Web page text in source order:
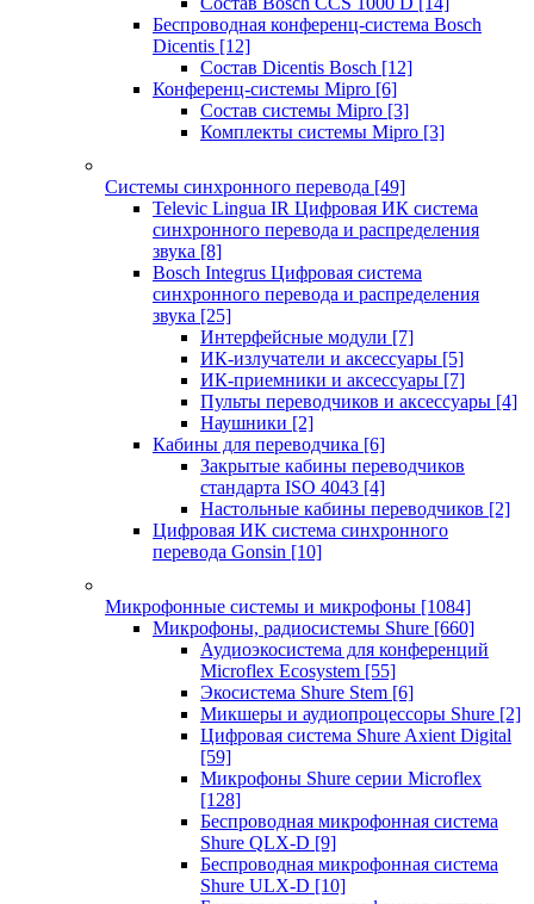
Беспроводная конференц-система Bosch
Dicentis [12]
Состав Dicentis Bosch [12]
Конференц-системы Mipro [6]
Состав системы Mipro [3]
Комплекты системы Mipro [3]
Системы синхронного перевода [49]
Televic Lingua IR Цифровая ИК система
синхронного перевода и распределения
звука [8]
Bosch Integrus Цифровая система
синхронного перевода и распределения
звука [25]
Интерфейсные модули [7]
ИК-излучатели и аксессуары [5]
ИК-приемники и аксессуары [7]
Пульты переводчиков и аксессуары [4]
Наушники [2]
Кабины для переводчика [6]
Закрытые кабины переводчиков
стандарта ISO 4043 [4]
Настольные кабины переводчиков [2]
Цифровая ИК система синхронного
перевода Gonsin [10]
Микрофонные системы и микрофоны [1084]
Микрофоны, радиосистемы Shure [660]
Аудиоэкосистема для конференций
Microflex Ecosystem [55]
Экосистема Shure Stem [6]
Микшеры и аудиопроцессоры Shure [2]
Цифровая система Shure Axient Digital
[59]
Микрофоны Shure серии Microflex
[128]
Беспроводная микрофонная система
Shure QLX-D [9]
Беспроводная микрофонная система
Shure ULX-D [10]